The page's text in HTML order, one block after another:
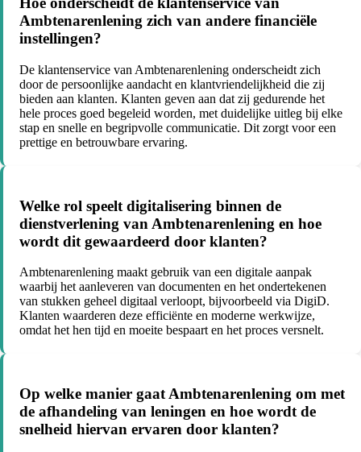
Ambtenarenlening zich van andere financiële
instellingen?
De klantenservice van Ambtenarenlening onderscheidt zich
door de persoonlijke aandacht en klantvriendelijkheid die zij
bieden aan klanten. Klanten geven aan dat zij gedurende het
hele proces goed begeleid worden, met duidelijke uitleg bij elke
stap en snelle en begripvolle communicatie. Dit zorgt voor een
prettige en betrouwbare ervaring.
Welke rol speelt digitalisering binnen de
dienstverlening van Ambtenarenlening en hoe
wordt dit gewaardeerd door klanten?
Ambtenarenlening maakt gebruik van een digitale aanpak
waarbij het aanleveren van documenten en het ondertekenen
van stukken geheel digitaal verloopt, bijvoorbeeld via DigiD.
Klanten waarderen deze efficiënte en moderne werkwijze,
omdat het hen tijd en moeite bespaart en het proces versnelt.
Op welke manier gaat Ambtenarenlening om met
de afhandeling van leningen en hoe wordt de
snelheid hiervan ervaren door klanten?